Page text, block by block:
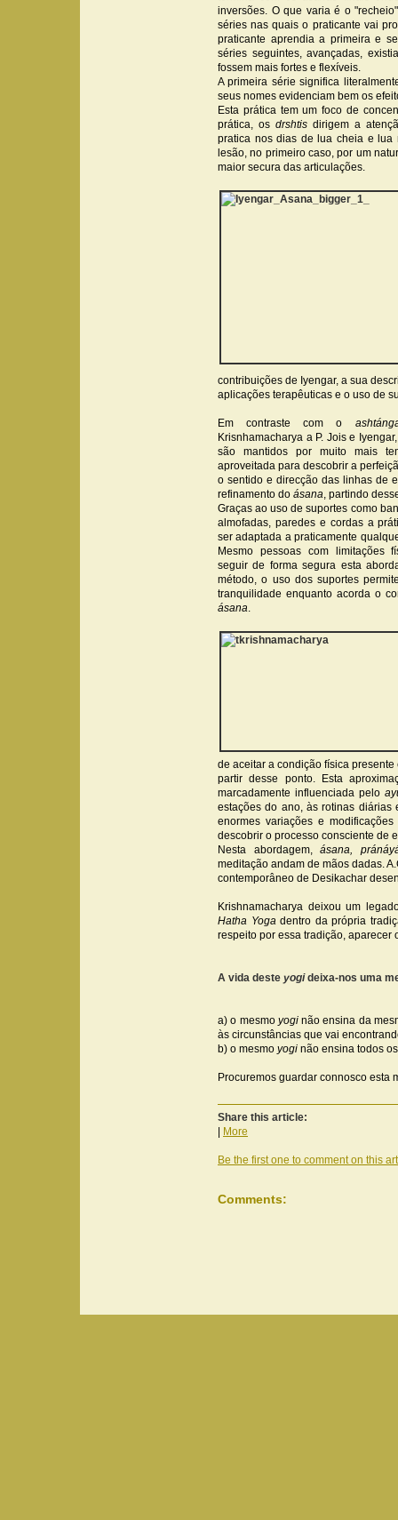
inversões. O que varia é o
séries nas quais o praticante vai
praticante aprendia a primeira e
séries seguintes, avançadas,
fossem mais fortes e flexíveis.
A primeira série significa
seus nomes evidenciam bem os
Esta prática tem um foco de
prática, os drshtisdirigem a
pratica nos dias de lua cheia e lua
lesão, no primeiro caso, por um
maior secura das articulações.
contribuições de Iyengar, a sua
aplicações terapêuticas e o uso de
Em contraste com o
Krisnhamacharya a P. Jois e
são mantidos por muito mais
aproveitada para descobrir a
o sentido e direcção das linhas de
refinamento do ásana, partindo
Graças ao uso de suportes como
almofadas, paredes e cordas a
ser adaptada a praticamente
Mesmo pessoas com limitações
seguir de forma segura esta
método, o uso dos suportes
tranquilidade enquanto acorda o
ásana.
de aceitar a condição física
partir desse ponto. Esta
marcadamente influenciada pelo
estações do ano, às rotinas diárias
enormes variações e
descobrir o processo consciente de
Nesta abordagem, ásana,
meditação andam de mãos dadas.
contemporâneo de Desikachar
Krishnamacharya deixou um
Hatha Yogadentro da própria
respeito por essa tradição, aparecer
A vida deste yogideixa-nos uma
a) o mesmo yoginão ensina da
às circunstâncias que vai
b) o mesmo yogi não ensina todos
Procuremos guardar connosco esta
Share this article:
More
Be the first one to comment on this
Comments: